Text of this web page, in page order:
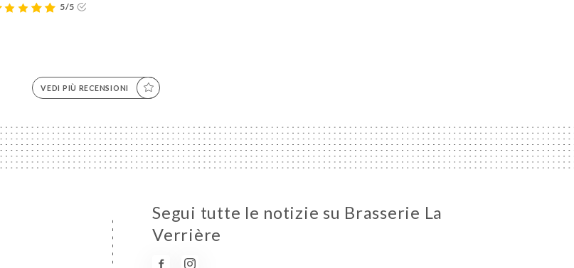
5/5
VEDI PIÙ RECENSIONI
Segui tutte le notizie su Brasserie La
Verrière